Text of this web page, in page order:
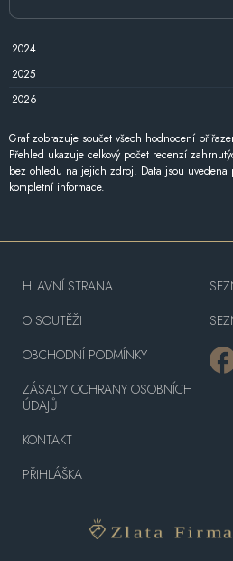
2024
2025
2026
Graf zobrazuje součet všech hodnocení
Přehled ukazuje celkový počet recenzí
bez ohledu na jejich zdroj. Data jsou uvedena
kompletní informace.
HLAVNÍ STRANA
O SOUTĚŽI
OBCHODNÍ PODMÍNKY
ZÁSADY OCHRANY OSOBNÍCH
ÚDAJŮ
KONTAKT
PŘIHLÁŠKA